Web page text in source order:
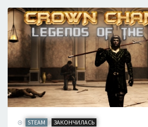
STEAM / ЗАКОНЧИЛАСЬ